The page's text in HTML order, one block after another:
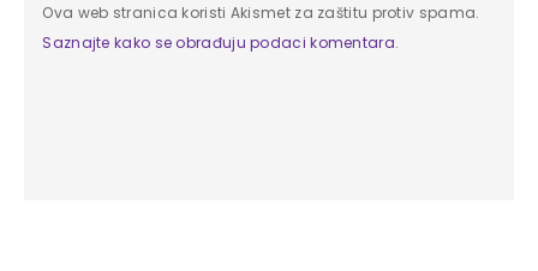
Ova web stranica koristi Akismet za zaštitu protiv spama.
Saznajte kako se obrađuju podaci komentara.